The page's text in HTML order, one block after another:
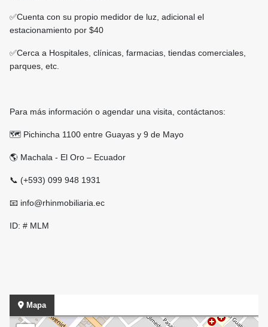
✅Cuenta con su propio medidor de luz, adicional el
estacionamiento por $40
✅Cerca a Hospitales, clínicas, farmacias, tiendas comerciales,
parques, etc.
Para más información o agendar una visita, contáctanos:
🗺 Pichincha 1100 entre Guayas y 9 de Mayo
🌎 Machala - El Oro – Ecuador
📞 (+593) 099 948 1931
📧 info@rhinmobiliaria.ec
ID: # MLM
Mapa